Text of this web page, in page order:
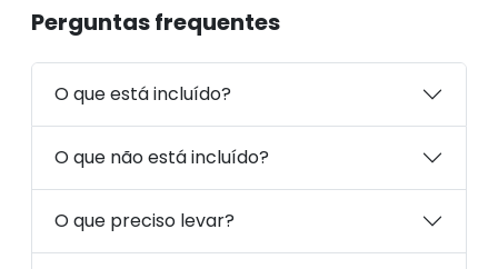
Perguntas frequentes
O que está incluído?
O que não está incluído?
O que preciso levar?